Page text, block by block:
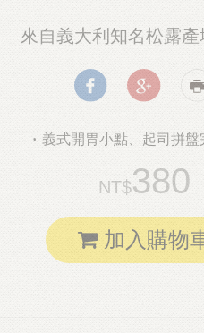
來自義大利知名松露
義式開胃小點、起司拼盤
380
加入購物